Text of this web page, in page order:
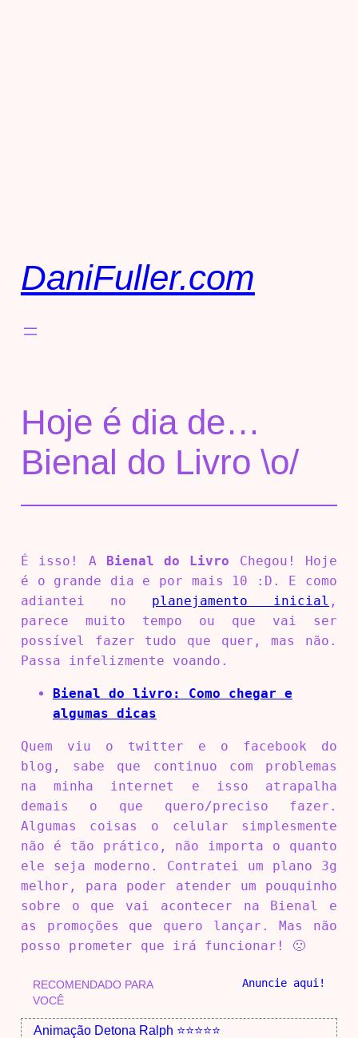
DaniFuller.com
Hoje é dia de…
Bienal do Livro \o/
É isso! A Bienal do Livro Chegou! Hoje
é o grande dia e por mais 10 :D. E como
adiantei no planejamento inicial ,
parece muito tempo ou que vai ser
possível fazer tudo que quer, mas não.
Passa infelizmente voando.
Bienal do livro: Como chegar e
algumas dicas
Quem viu o twitter e o facebook do
blog, sabe que continuo com problemas
na minha internet e isso atrapalha
demais o que quero/preciso fazer.
Algumas coisas o celular simplesmente
não é tão prático, não importa o quanto
ele seja moderno. Contratei um plano 3g
melhor, para poder atender um pouquinho
sobre o que vai acontecer na Bienal e
as promoções que quero lançar. Mas não
posso prometer que irá funcionar! 🙁
RECOMENDADO PARA
VOCÊ
Anuncie aqui!
Animação Detona Ralph ⭐⭐⭐⭐⭐